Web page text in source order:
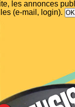
les annonces
(e-mail, login).